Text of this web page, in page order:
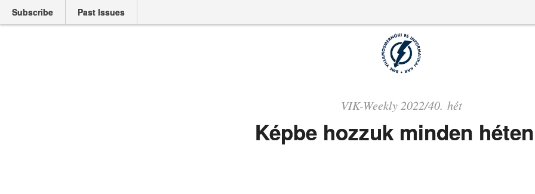
Subscribe Past Issues
VIK-Weekly 2022/40. hét
Képbe hozzuk minden